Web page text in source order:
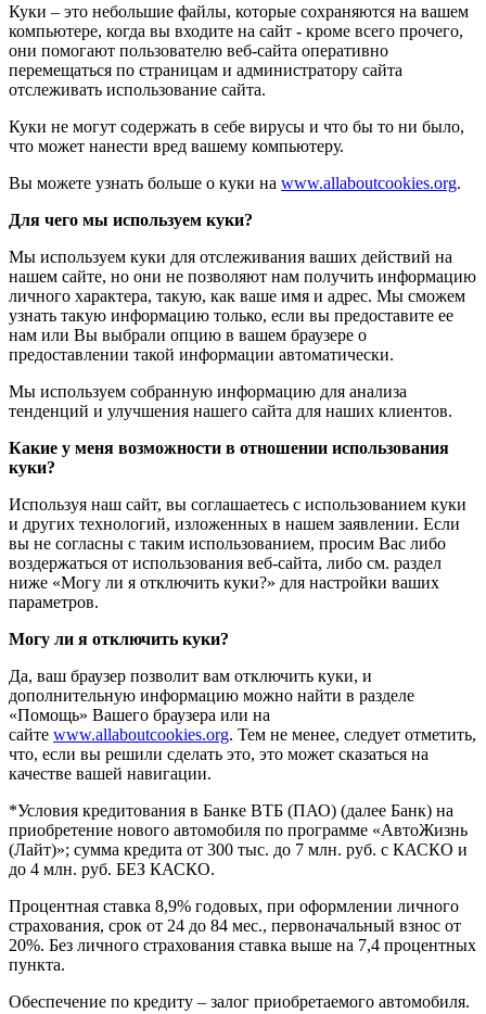
Куки – это небольшие файлы, которые сохраняются на вашем
компьютере, когда вы входите на сайт - кроме всего прочего,
они помогают пользователю веб-сайта оперативно
перемещаться по страницам и администратору сайта
отслеживать использование сайта.
Куки не могут содержать в себе вирусы и что бы то ни было,
что может нанести вред вашему компьютеру.
Вы можете узнать больше о куки на www.allaboutcookies.org.
Для чего мы используем куки?
Мы используем куки для отслеживания ваших действий на
нашем сайте, но они не позволяют нам получить информацию
личного характера, такую, как ваше имя и адрес. Мы сможем
узнать такую информацию только, если вы предоставите ее
нам или Вы выбрали опцию в вашем браузере о
предоставлении такой информации автоматически.
Мы используем собранную информацию для анализа
тенденций и улучшения нашего сайта для наших клиентов.
Какие у меня возможности в отношении использования
куки?
Используя наш сайт, вы соглашаетесь с использованием куки
и других технологий, изложенных в нашем заявлении. Если
вы не согласны с таким использованием, просим Вас либо
воздержаться от использования веб-сайта, либо см. раздел
ниже «Могу ли я отключить куки?» для настройки ваших
параметров.
Могу ли я отключить куки?
Да, ваш браузер позволит вам отключить куки, и
дополнительную информацию можно найти в разделе
«Помощь» Вашего браузера или на
сайте www.allaboutcookies.org. Тем не менее, следует отметить,
что, если вы решили сделать это, это может сказаться на
качестве вашей навигации.
*Условия кредитования в Банке ВТБ (ПАО) (далее Банк) на
приобретение нового автомобиля по программе «АвтоЖизнь
(Лайт)»; сумма кредита от 300 тыс. до 7 млн. руб. с КАСКО и
до 4 млн. руб. БЕЗ КАСКО.
Процентная ставка 8,9% годовых, при оформлении личного
страхования, срок от 24 до 84 мес., первоначальный взнос от
20%. Без личного страхования ставка выше на 7,4 процентных
пункта.
Обеспечение по кредиту – залог приобретаемого автомобиля.